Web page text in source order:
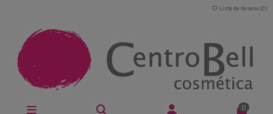
Lista de deseos (0 )
0